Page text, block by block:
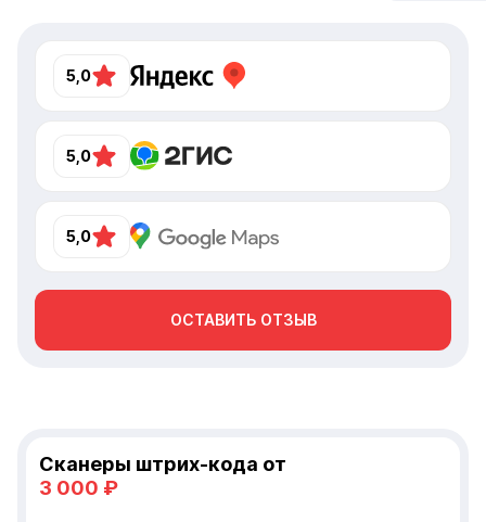
5,0
5,0
5,0
ОСТАВИТЬ ОТЗЫВ
Сканеры штрих-кода от
3 000 ₽